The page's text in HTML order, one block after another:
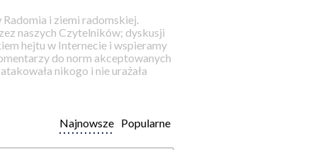
i ziemi radomskiej.
naszych Czytelników; dyskusji
hejtu w Internecie i wspieramy
do norm akceptowanych
nikogo i nie urażała
Popularne
Najnowsze